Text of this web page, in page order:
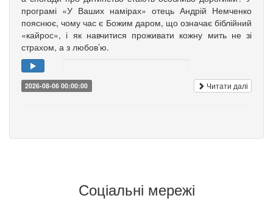
програмі «У Ваших намірах» отець Андрій Немченко
пояснює, чому час є Божим даром, що означає біблійний
«кайрос», і як навчитися проживати кожну мить не зі
страхом, а з любов’ю.
2026-08-06 00:00:00 Читати далі
Соціальні мережі